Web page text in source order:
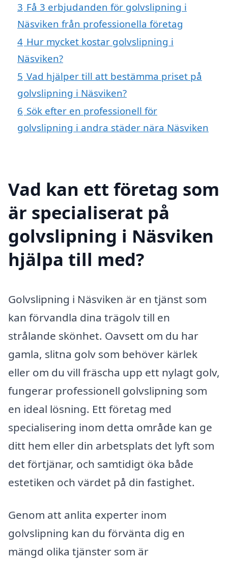
3 Få 3 erbjudanden för golvslipning i
Näsviken från professionella företag
4 Hur mycket kostar golvslipning i
Näsviken?
5 Vad hjälper till att bestämma priset på
golvslipning i Näsviken?
6 Sök efter en professionell för
golvslipning i andra städer nära Näsviken
Vad kan ett företag som
är specialiserat på
golvslipning i Näsviken
hjälpa till med?
Golvslipning i Näsviken är en tjänst som
kan förvandla dina trägolv till en
strålande skönhet. Oavsett om du har
gamla, slitna golv som behöver kärlek
eller om du vill fräscha upp ett nylagt golv,
fungerar professionell golvslipning som
en ideal lösning. Ett företag med
specialisering inom detta område kan ge
ditt hem eller din arbetsplats det lyft som
det förtjänar, och samtidigt öka både
estetiken och värdet på din fastighet.
Genom att anlita experter inom
golvslipning kan du förvänta dig en
mängd olika tjänster som är